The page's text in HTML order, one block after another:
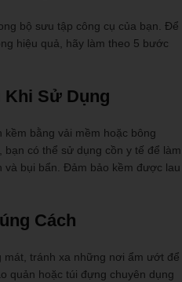
bộ sưu tập công cụ của bạn. Để
hiệu quả, hãy làm theo 5 bước
Khi Sử Dụng
bằng vải mềm hoặc bông
có thể sử dụng cồn y tế để làm
và bụi bẩn. Đảm bảo kềm được lau
Cách
tránh xa những nơi ẩm ướt để
quản hoặc túi đựng chuyên dụng